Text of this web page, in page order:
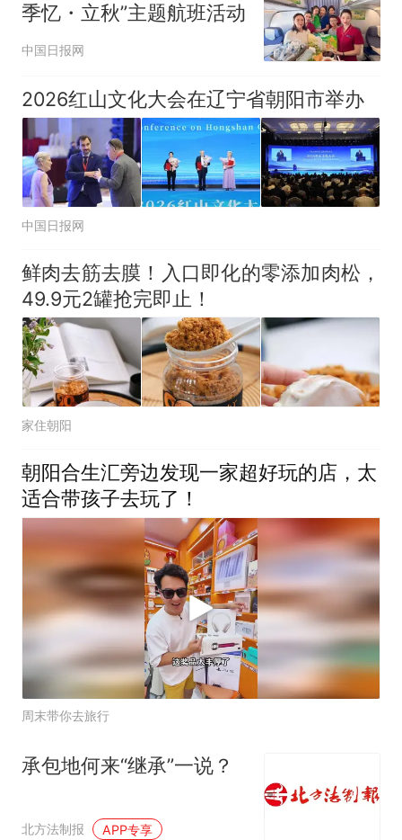
季忆・立秋”主题航班活动
中国日报网
2026红山文化大会在辽宁省朝阳市举办
中国日报网
鲜肉去筋去膜！入口即化的零添加肉松，
49.9元2罐抢完即止！
家住朝阳
朝阳合生汇旁边发现一家超好玩的店，太
适合带孩子去玩了！
周末带你去旅行
承包地何来“继承”一说？
北方法制报 APP专享